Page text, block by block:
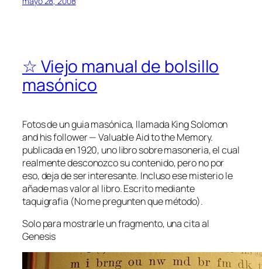
☆ Viejo manual de bolsillo
masónico
Fotos de un guia masónica, llamada King Solomon
and his follower — Valuable Aid to the Memory.
publicada en 1920, uno libro sobre masoneria, el cual
realmente desconozco su contenido, pero no por
eso, deja de ser interesante. Incluso ese misterio le
añade mas valor al libro. Escrito mediante
taquigrafia (No me pregunten que método).
Solo para mostrarle un fragmento, una cita al
Genesis